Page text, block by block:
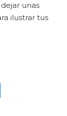
unas
ilustrar tus